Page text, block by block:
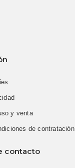
y venta
de contratación
contacto